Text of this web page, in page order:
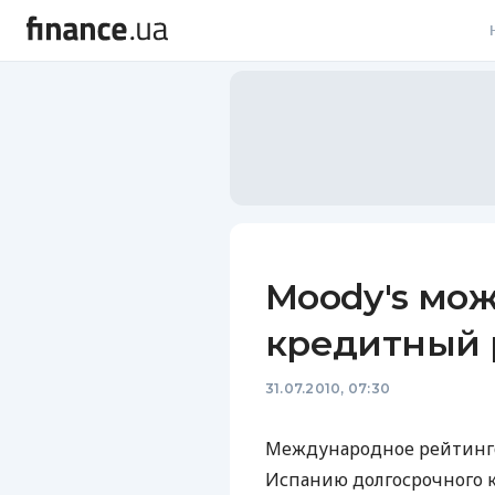
Moody's
кредитный
31.07.2010, 07:30
Международное
Испанию долгосрочного